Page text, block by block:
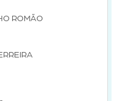
ROMÃO